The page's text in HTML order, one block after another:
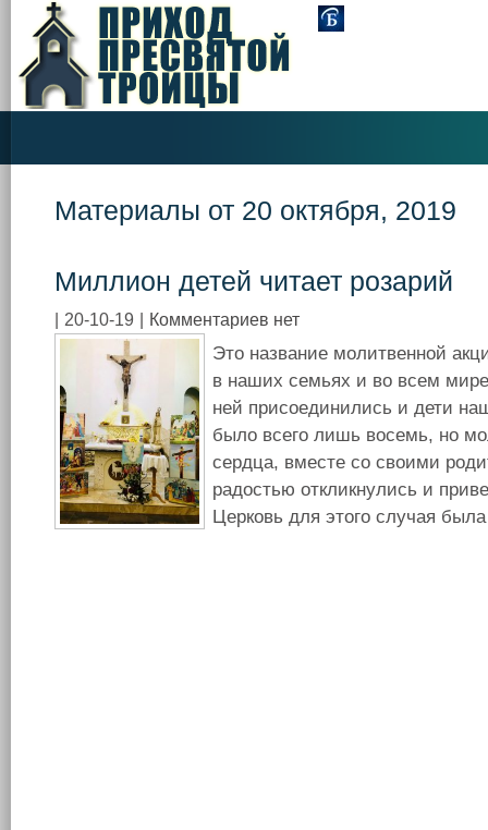
Материалы от 20 октября, 2019
Миллион детей читает розарий
20-10-19 Комментариев нет
Это название молитвенной
в наших семьях и во всем
ней присоединились и дети
было всего лишь восемь, но
сердца, вместе со своими
радостью откликнулись и
Церковь для этого случая